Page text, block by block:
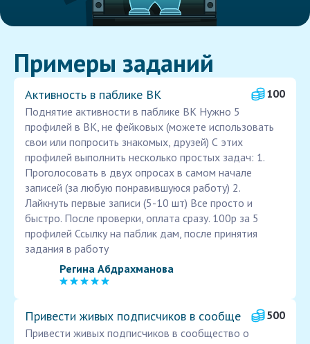
Примеры заданий
Активность в паблике ВК
100
Поднятие активности в паблике ВК Нужно 5
профилей в ВК, не фейковых (можете использовать
свои или попросить знакомых, друзей) С этих
профилей выполнить несколько простых задач: 1.
Проголосовать в двух опросах в самом начале
записей (за любую понравившуюся работу) 2.
Лайкнуть первые записи (5-10 шт) Все просто и
быстро. После проверки, оплата сразу. 100р за 5
профилей Ссылку на паблик дам, после принятия
задания в работу
Регина Абдрахманова
Привести живых подписчиков в сообще
500
Привести живых подписчиков в сообщество о